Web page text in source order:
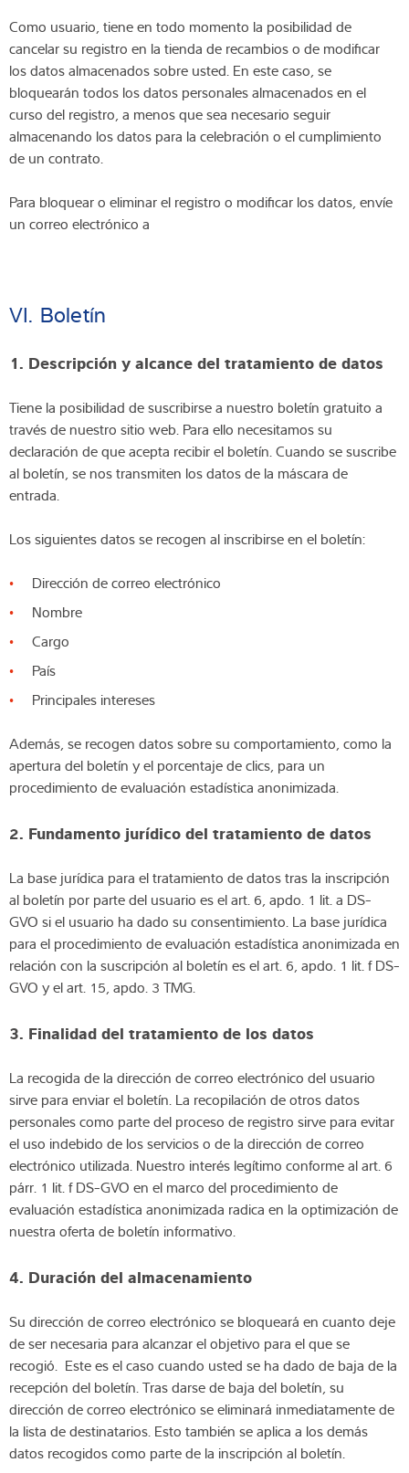
Como usuario, tiene en todo momento la posibilidad de
cancelar su registro en la tienda de recambios o de modificar
los datos almacenados sobre usted. En este caso, se
bloquearán todos los datos personales almacenados en el
curso del registro, a menos que sea necesario seguir
almacenando los datos para la celebración o el cumplimiento
de un contrato.
Para bloquear o eliminar el registro o modificar los datos, envíe
un correo electrónico a
VI. Boletín
1. Descripción y alcance del tratamiento de datos
Tiene la posibilidad de suscribirse a nuestro boletín gratuito a
través de nuestro sitio web. Para ello necesitamos su
declaración de que acepta recibir el boletín. Cuando se suscribe
al boletín, se nos transmiten los datos de la máscara de
entrada.
Los siguientes datos se recogen al inscribirse en el boletín:
Dirección de correo electrónico
Nombre
Cargo
País
Principales intereses
Además, se recogen datos sobre su comportamiento, como la
apertura del boletín y el porcentaje de clics, para un
procedimiento de evaluación estadística anonimizada.
2. Fundamento jurídico del tratamiento de datos
La base jurídica para el tratamiento de datos tras la inscripción
al boletín por parte del usuario es el art. 6, apdo. 1 lit. a DS-
GVO si el usuario ha dado su consentimiento. La base jurídica
para el procedimiento de evaluación estadística anonimizada en
relación con la suscripción al boletín es el art. 6, apdo. 1 lit. f DS-
GVO y el art. 15, apdo. 3 TMG.
3. Finalidad del tratamiento de los datos
La recogida de la dirección de correo electrónico del usuario
sirve para enviar el boletín. La recopilación de otros datos
personales como parte del proceso de registro sirve para evitar
el uso indebido de los servicios o de la dirección de correo
electrónico utilizada. Nuestro interés legítimo conforme al art. 6
párr. 1 lit. f DS-GVO en el marco del procedimiento de
evaluación estadística anonimizada radica en la optimización de
nuestra oferta de boletín informativo.
4. Duración del almacenamiento
Su dirección de correo electrónico se bloqueará en cuanto deje
de ser necesaria para alcanzar el objetivo para el que se
recogió. Este es el caso cuando usted se ha dado de baja de la
recepción del boletín. Tras darse de baja del boletín, su
dirección de correo electrónico se eliminará inmediatamente de
la lista de destinatarios. Esto también se aplica a los demás
datos recogidos como parte de la inscripción al boletín.